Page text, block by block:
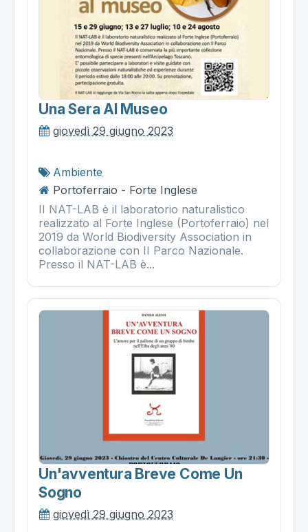
Una Sera Al Museo
giovedì 29 giugno 2023
Ambiente
Portoferraio - Forte Inglese
II NAT-LAB è il laboratorio naturalistico
realizzato al Forte Inglese (Portoferraio) nel
2019 da World Biodiversity Association in
collaborazione con II Parco Nazionale.
Presso il NAT-LAB è...
Un'avventura Breve Come Un
Sogno
giovedì 29 giugno 2023